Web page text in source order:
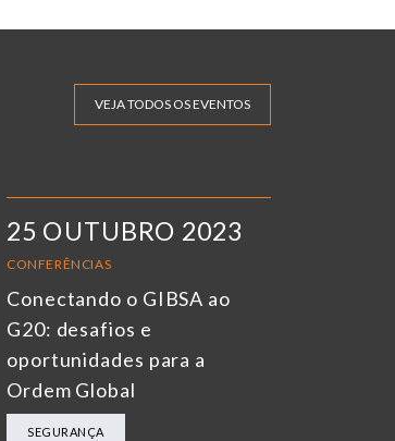
VEJA TODOS OS EVENTOS
25 OUTUBRO 2023
CONFERÊNCIAS
Conectando o GIBSA ao
G20: desafios e
oportunidades para a
Ordem Global
SEGURANÇA